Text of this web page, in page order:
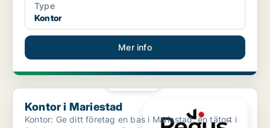
Type
Kontor
Mer info
Kontor i Mariestad
Kontor i Mariestad
Kontor: Ge ditt företag en bas i Mariestad, en tätort i